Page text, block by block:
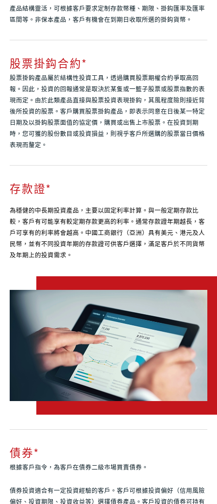
產品結構靈活，可根據客戶要求定制存款幣種、期限、掛鈎匯率及匯率
區間等。非保本產品，客戶有機會在到期日收取所選的掛鈎貨幣。
股票掛鈎合約*
股票掛鈎產品屬於結構性投資工具，透過購買股票期權合約爭取高回
報。因此，投資的回報通常是取決於某隻或一籃子股票或股票指數的表
現而定。由於此類產品直接與股票投資表現掛鈎，其風程度險則接近背
後所投資的股票。客戶購買股票掛鈎產品，即表示同意在日後某一特定
日期及以掛鈎股票面值的協定價，購買或出售上市股票。在投資到期
時，您可獲的股份數目或投資損益，則視乎客戶所選購的股票當日價格
表現而釐定。
存款證*
為穩健的中長期投資產品，主要以固定利率計算。與一般定期存款比
較，客戶有可能享有較定期存款更高的利率。通常存款證年期越長，客
戶可享有的利率將會越高。中國工商銀行（亞洲）具有美元、港元及人
民幣，並有不同投資年期的存款證可供客戶選擇，滿足客戶於不同貨幣
及年期上的投資需求。
債券*
根據客戶指令，為客戶在債券二級市場買賣債券。
債券投資適合有一定投資經驗的客戶。客戶可根據投資偏好（信用風險
偏好、投資期限、投資收益等）選擇債券產品。客戶投資的債券可持有